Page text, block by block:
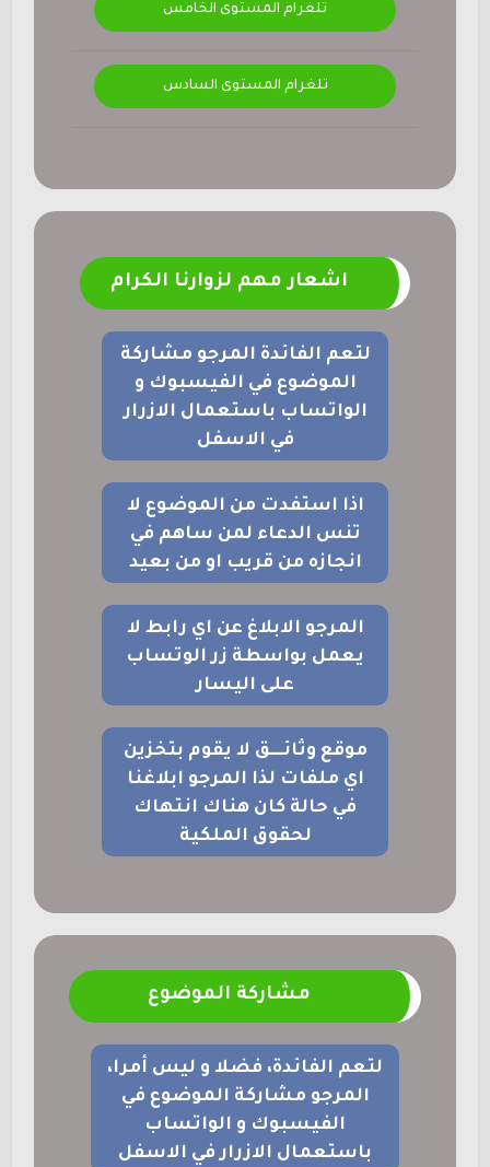
تلغرام المستوى الخامس
تلغرام المستوى السادس
اشعار مهم لزوارنا الكرام
لتعم الفائدة المرجو مشاركة
الموضوع في الفيسبوك و
الواتساب باستعمال الازرار
في الاسفل
اذا استفدت من الموضوع لا
تنس الدعاء لمن ساهم في
انجازه من قريب او من بعيد
المرجو الابلاغ عن اي رابط لا
يعمل بواسطة زر الوتساب
على اليسار
موقع وثائــــق لا يقوم بتخزين
اي ملفات لذا المرجو ابلاغنا
في حالة كان هناك انتهاك
لحقوق الملكية
مشاركة الموضوع
لتعم الفائدة، فضلا و ليس أمرا،
المرجو مشاركة الموضوع في
الفيسبوك و الواتساب
باستعمال الازرار في الاسفل